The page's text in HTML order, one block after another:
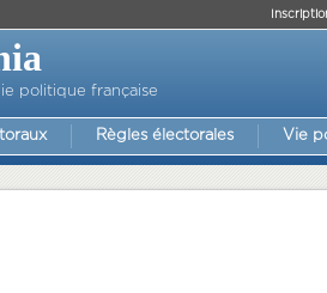
politique française
Règles électorales Vie